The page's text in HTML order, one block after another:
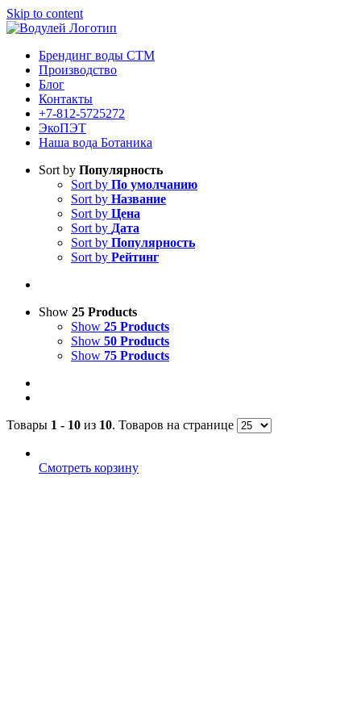
Skip to content
Брендинг воды СТМ
Производство
Блог
Контакты
+7-812-5725272
ЭкоПЭТ
Наша вода Ботаника
Sort by Популярность
Sort by По умолчанию
Sort by Название
Sort by Цена
Sort by Дата
Sort by Популярность
Sort by Рейтинг
Show 25 Products
Show 25 Products
Show 50 Products
Show 75 Products
Товары 1 - 10 из 10. Товаров на странице
Смотреть корзину